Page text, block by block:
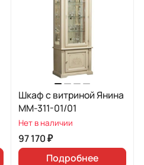
Шкаф с витриной Янина
ММ-311-01/01
Нет в наличии
97 170 ₽
Подробнее